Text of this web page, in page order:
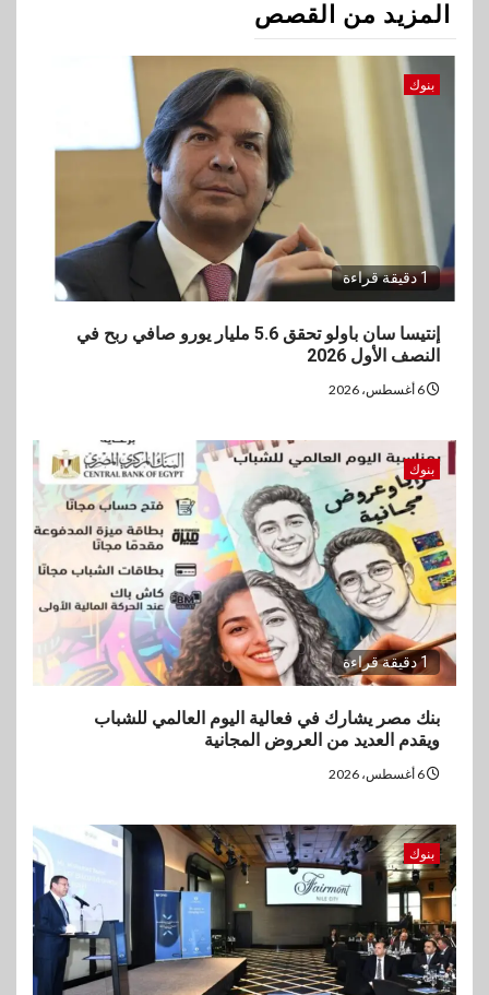
المزيد من القصص
بنوك
1 دقيقة قراءة
إنتيسا سان باولو تحقق 5.6 مليار يورو صافي ربح في
النصف الأول 2026
بنوك
1 دقيقة قراءة
بنك مصر يشارك في فعالية اليوم العالمي للشباب
ويقدم العديد من العروض المجانية
بنوك